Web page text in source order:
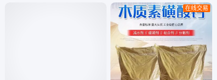
在线交易